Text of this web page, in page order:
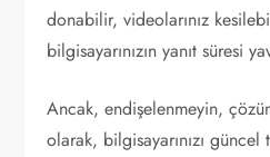
donabilir, videolarınız
bilgisayarınızın yanıt süresi
Ancak, endişelenmeyin,
olarak, bilgisayarınızı